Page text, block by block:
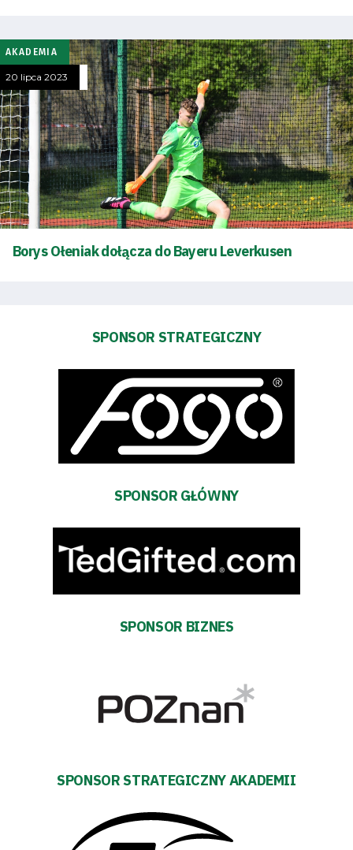
Amp
Futbol
Akademia
Aktualności
Warta
Sponsorzy
Trybuny
prywatności
Regulaminy
#WARTOpobrać
pośredników
transakcyjnych
AKADEMIA
20 lipca 2023
Borys Ołeniak dołącza do Bayeru Leverkusen
SPONSOR STRATEGICZNY
SPONSOR GŁÓWNY
SPONSOR BIZNES
SPONSOR STRATEGICZNY AKADEMII